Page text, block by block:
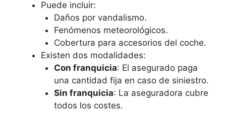
Puede incluir:
Daños por vandalismo.
Fenómenos meteorológicos.
Cobertura para accesorios del coche.
Existen dos modalidades:
Con franquicia: El asegurado paga
una cantidad fija en caso de siniestro.
Sin franquicia: La aseguradora cubre
todos los costes.